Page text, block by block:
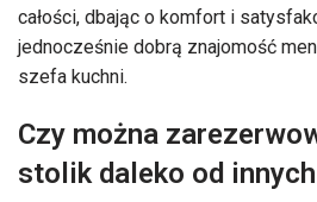
całości, dbając o komfort i
jednocześnie dobrą znajomość
szefa kuchni.
Czy można
stolik daleko od